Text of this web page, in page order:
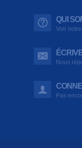
QUI
Voir
Nous
Pas